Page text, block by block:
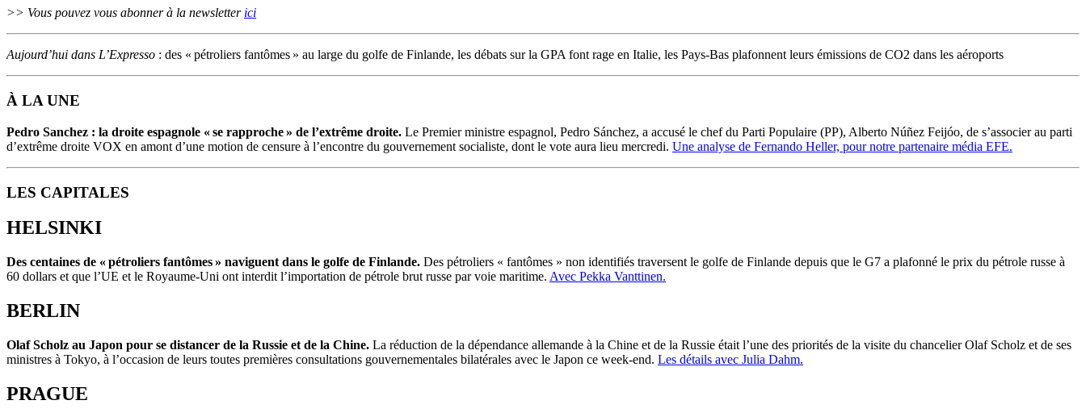
>> Vous pouvez vous abonner à la newsletter ici
Aujourd’hui dans L’Expresso : des « pétroliers fantômes » au large du golfe de Finlande, les débats sur la GPA font rage en Italie, les Pays-Bas plafonnent leurs émissions de CO2 dans les aéroports
À LA UNE
Pedro Sanchez : la droite espagnole « se rapproche » de l’extrême droite. Le Premier ministre espagnol, Pedro Sánchez, a accusé le chef du Parti Populaire (PP), Alberto Núñez Feijóo, de s’associer au parti
d’extrême droite VOX en amont d’une motion de censure à l’encontre du gouvernement socialiste, dont le vote aura lieu mercredi. Une analyse de Fernando Heller, pour notre partenaire média EFE.
LES CAPITALES
HELSINKI
Des centaines de « pétroliers fantômes » naviguent dans le golfe de Finlande. Des pétroliers « fantômes » non identifiés traversent le golfe de Finlande depuis que le G7 a plafonné le prix du pétrole russe à
60 dollars et que l’UE et le Royaume-Uni ont interdit l’importation de pétrole brut russe par voie maritime. Avec Pekka Vanttinen.
BERLIN
Olaf Scholz au Japon pour se distancer de la Russie et de la Chine. La réduction de la dépendance allemande à la Chine et de la Russie était l’une des priorités de la visite du chancelier Olaf Scholz et de ses
ministres à Tokyo, à l’occasion de leurs toutes premières consultations gouvernementales bilatérales avec le Japon ce week-end. Les détails avec Julia Dahm.
PRAGUE